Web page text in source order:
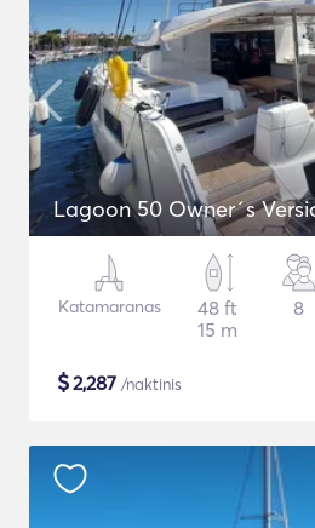
Lagoon 50 Owner´s
Katamaranas
48 ft
15 m
8
$2,287 /naktinis